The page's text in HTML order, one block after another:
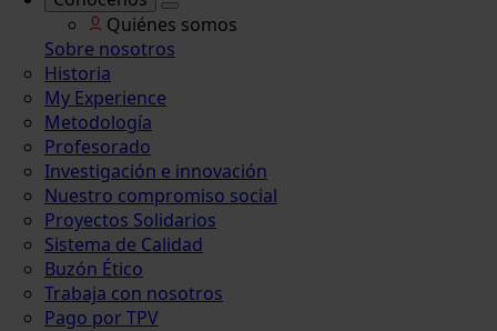
Quiénes somos
Sobre nosotros
Historia
My Experience
Metodología
Profesorado
Investigación e innovación
Nuestro compromiso social
Proyectos Solidarios
Sistema de Calidad
Buzón Ético
Trabaja con nosotros
Pago por TPV